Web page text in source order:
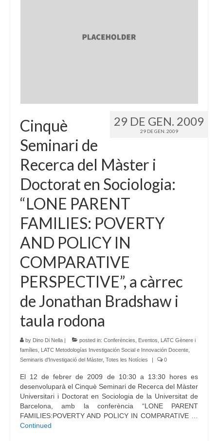
29 DE GEN. 2009
29 DE GEN. 2009
Cinquè
Seminari de
Recerca del Màster i
Doctorat en Sociologia:
“LONE PARENT
FAMILIES: POVERTY
AND POLICY IN
COMPARATIVE
PERSPECTIVE”, a càrrec
de Jonathan Bradshaw i
taula rodona
by Dino Di Nella | posted in: Conferències Eventos
LATC Gènere i
famílies
LATC Metodologías Investigación Social e Innovación Docente
Seminaris d'Investigació del Màster, Totes les Notícies | 0
El 12 de febrer de 2009 de 10:30 a 13:30 hores es
desenvoluparà el Cinquè Seminari de Recerca del Màster
Universitari i Doctorat en Sociologia de la Universitat de
Barcelona, amb la conferència “LONE PARENT
FAMILIES:POVERTY AND POLICY IN COMPARATIVE …
Continued